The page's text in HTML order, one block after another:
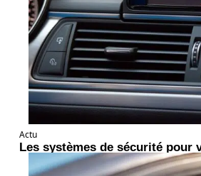
Actu
Les systèmes de sécurité pour